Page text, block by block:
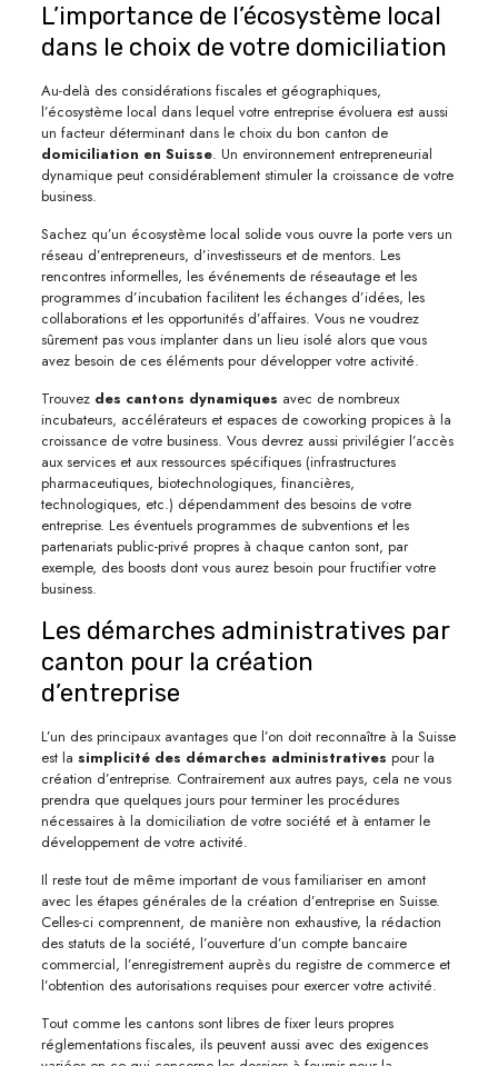
L’importance de l’écosystème local
dans le choix de votre domiciliation
Au-delà des considérations fiscales et géographiques,
l’écosystème local dans lequel votre entreprise évoluera est aussi
un facteur déterminant dans le choix du bon canton de
domiciliation en Suisse. Un environnement entrepreneurial
dynamique peut considérablement stimuler la croissance de votre
business.
Sachez qu’un écosystème local solide vous ouvre la porte vers un
réseau d’entrepreneurs, d’investisseurs et de mentors. Les
rencontres informelles, les événements de réseautage et les
programmes d’incubation facilitent les échanges d’idées, les
collaborations et les opportunités d’affaires. Vous ne voudrez
sûrement pas vous implanter dans un lieu isolé alors que vous
avez besoin de ces éléments pour développer votre activité.
Trouvez des cantons dynamiques avec de nombreux
incubateurs, accélérateurs et espaces de coworking propices à la
croissance de votre business. Vous devrez aussi privilégier l’accès
aux services et aux ressources spécifiques (infrastructures
pharmaceutiques, biotechnologiques, financières,
technologiques, etc.) dépendamment des besoins de votre
entreprise. Les éventuels programmes de subventions et les
partenariats public-privé propres à chaque canton sont, par
exemple, des boosts dont vous aurez besoin pour fructifier votre
business.
Les démarches administratives par
canton pour la création
d’entreprise
L’un des principaux avantages que l’on doit reconnaître à la Suisse
est la simplicité des démarches administratives pour la
création d’entreprise. Contrairement aux autres pays, cela ne vous
prendra que quelques jours pour terminer les procédures
nécessaires à la domiciliation de votre société et à entamer le
développement de votre activité.
Il reste tout de même important de vous familiariser en amont
avec les étapes générales de la création d’entreprise en Suisse.
Celles-ci comprennent, de manière non exhaustive, la rédaction
des statuts de la société, l’ouverture d’un compte bancaire
commercial, l’enregistrement auprès du registre de commerce et
l’obtention des autorisations requises pour exercer votre activité.
Tout comme les cantons sont libres de fixer leurs propres
réglementations fiscales, ils peuvent aussi avec des exigences